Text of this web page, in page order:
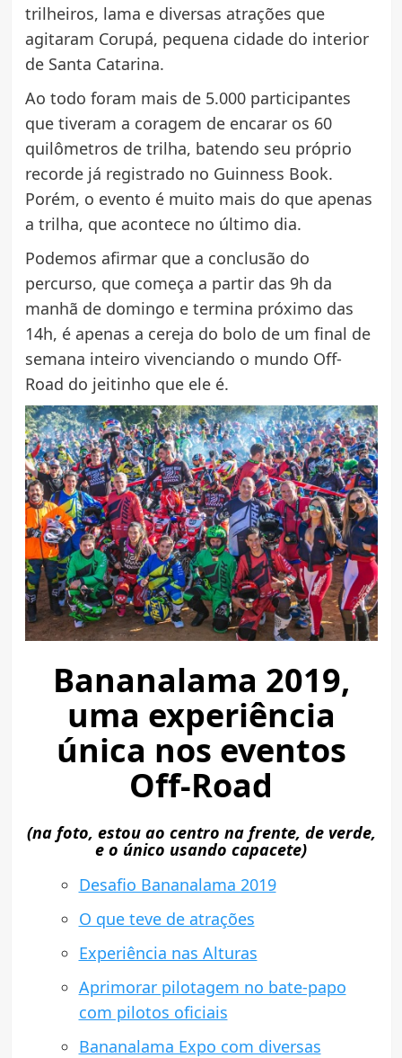
trilheiros, lama e diversas atrações que
agitaram Corupá, pequena cidade do interior
de Santa Catarina.
Ao todo foram mais de 5.000 participantes
que tiveram a coragem de encarar os 60
quilômetros de trilha, batendo seu próprio
recorde já registrado no Guinness Book.
Porém, o evento é muito mais do que apenas
a trilha, que acontece no último dia.
Podemos afirmar que a conclusão do
percurso, que começa a partir das 9h da
manhã de domingo e termina próximo das
14h, é apenas a cereja do bolo de um final de
semana inteiro vivenciando o mundo Off-
Road do jeitinho que ele é.
Bananalama 2019,
uma experiência
única nos eventos
Off-Road
(na foto, estou ao centro na frente, de verde,
e o único usando capacete)
Desafio Bananalama 2019
O que teve de atrações
Experiência nas Alturas
Aprimorar pilotagem no bate-papo
com pilotos oficiais
Bananalama Expo com diversas